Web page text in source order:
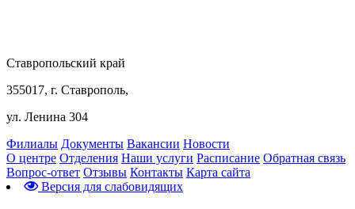
Ставропольский край
355017, г. Ставрополь,
ул. Ленина 304
Филиалы Документы Вакансии Новости
О центре Отделения Наши услуги Расписание Обратная связь
Вопрос-ответ Отзывы Контакты Карта сайта
Версия для слабовидящих